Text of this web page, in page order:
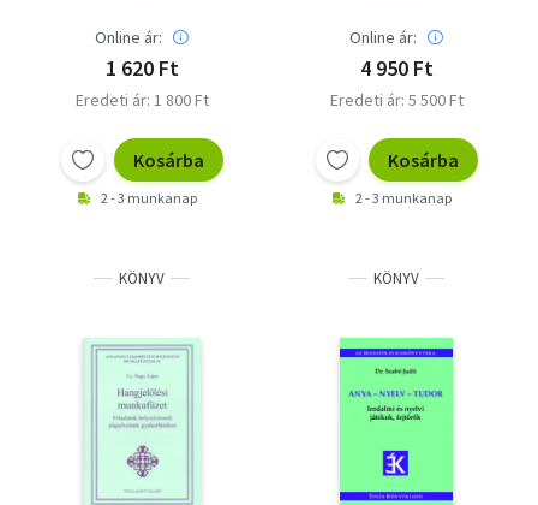
Online ár:
1 620 Ft
Eredeti ár: 1 800 Ft
Kosárba
2 - 3 munkanap
Online ár:
4 950 Ft
Eredeti ár: 5 500 Ft
Kosárba
2 - 3 munkanap
KÖNYV KÖNYV